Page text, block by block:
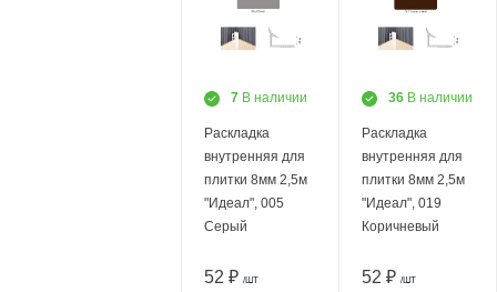
7 В наличии
Раскладка
внутренняя для
плитки 8мм 2,5м
"Идеал", 005
Серый
52 ₽ /ШТ
36 В наличии
Раскладка
внутренняя для
плитки 8мм 2,5м
"Идеал", 019
Коричневый
52 ₽ /ШТ